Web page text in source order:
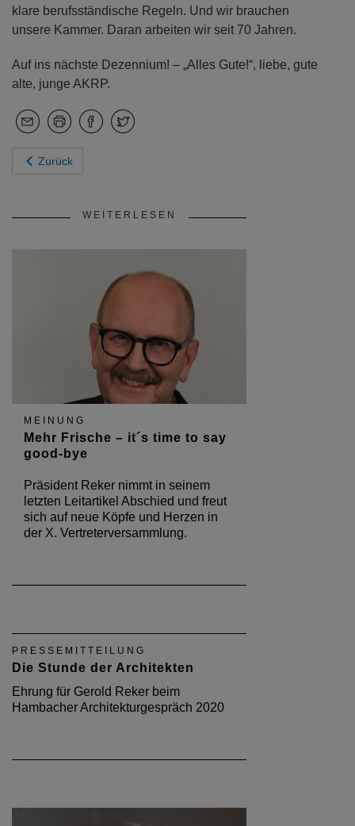
klare berufsständische Regeln. Und wir brauchen
unsere Kammer. Daran arbeiten wir seit 70 Jahren.
Auf ins nächste Dezennium! – „Alles Gute!“, liebe, gute
alte, junge AKRP.
Zurück
WEITERLESEN
MEINUNG
Mehr Frische – it´s time to say
good-bye
Präsident Reker nimmt in seinem
letzten Leitartikel Abschied und freut
sich auf neue Köpfe und Herzen in
der X. Vertreterversammlung.
PRESSEMITTEILUNG
Die Stunde der Architekten
Ehrung für Gerold Reker beim
Hambacher Architekturgespräch 2020